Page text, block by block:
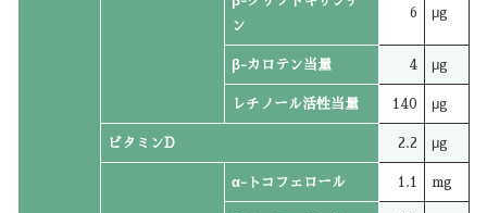
ン
6 μg
β-カロテン当量 4 μg
レチノール活性当量 140 μg
ビタミンD 2.2 μg
α-トコフェロール 1.1 mg